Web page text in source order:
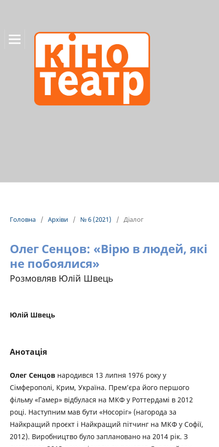
Головна / Архіви / № 6 (2021) / Діалог
Олег Сенцов: «Вірю в людей, які
не побоялися»
Розмовляв Юлій Швець
Юлій Швець
Анотація
Олег Сенцов народився 13 липня 1976 року у
Сімферополі, Крим, Україна. Прем’єра його першого
фільму «Гамер» відбулася на МКФ у Роттердамі в 2012
році. Наступним мав бути «Носоріг» (нагорода за
Найкращий проєкт і Найкращий пітчинг на МКФ у Софії,
2012). Виробництво було заплановано на 2014 рік. З